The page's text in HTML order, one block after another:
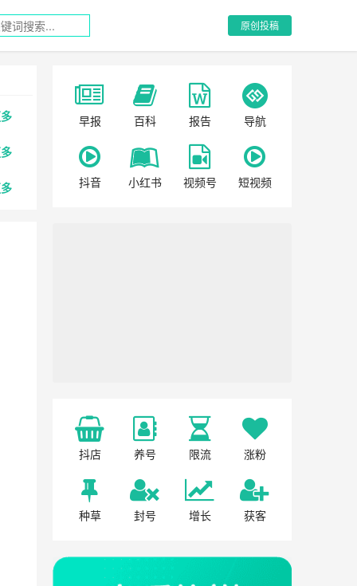
原创投稿
早报 百科 报告 导航
抖音 小红书 视频号 短视频
抖店 养号 限流 涨粉
种草 封号 增长 获客